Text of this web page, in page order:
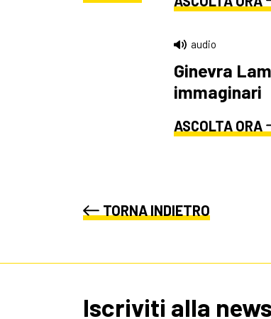
audio
Ginevra
immaginari
ASCOLTA ORA
TORNA INDIETRO
Iscriviti alla